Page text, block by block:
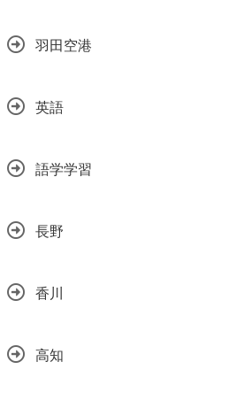
羽田空港
英語
語学学習
長野
香川
高知